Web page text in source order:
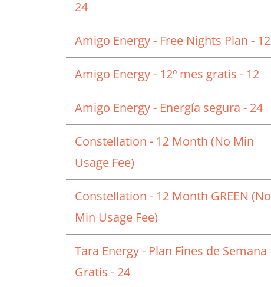
24
Amigo Energy - Free Nights Plan - 12
Amigo Energy - 12º mes gratis - 12
Amigo Energy - Energía segura - 24
Constellation - 12 Month (No Min
Usage Fee)
Constellation - 12 Month GREEN (No
Min Usage Fee)
Tara Energy - Plan Fines de Semana
Gratis - 24